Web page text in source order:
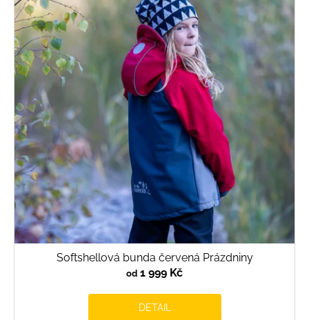
Softshellová bunda červená Prázdniny
od 1 999 Kč
DETAIL